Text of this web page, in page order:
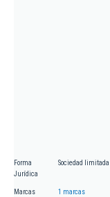
Forma
Jurídica
Sociedad limitada
Marcas 1 marcas